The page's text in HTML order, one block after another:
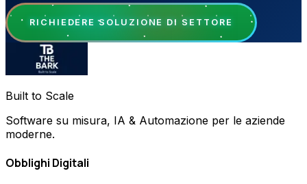
RICHIEDERE SOLUZIONE DI SETTORE
Built to Scale
Software su misura, IA & Automazione per le aziende
moderne.
Obblighi Digitali